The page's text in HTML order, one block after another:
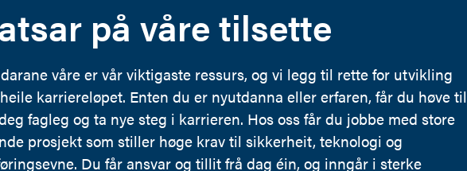
på våre tilsette
våre er vår viktigaste ressurs, og vi legg til rette for utvikling
karriereløpet. Enten du er nyutdanna eller erfaren, får du høve til
fagleg og ta nye steg i karrieren. Hos oss får du jobbe med store
prosjekt som stiller høge krav til sikkerheit, teknologi og
Du får ansvar og tillit frå dag éin, og inngår i sterke